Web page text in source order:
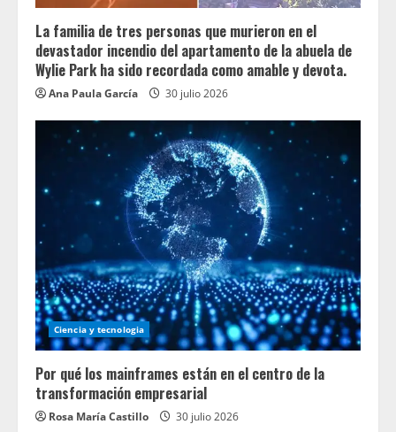
La familia de tres personas que murieron en el
devastador incendio del apartamento de la abuela de
Wylie Park ha sido recordada como amable y devota.
Ana Paula García 30 julio 2026
Ciencia y tecnologia
Por qué los mainframes están en el centro de la
transformación empresarial
Rosa María Castillo 30 julio 2026